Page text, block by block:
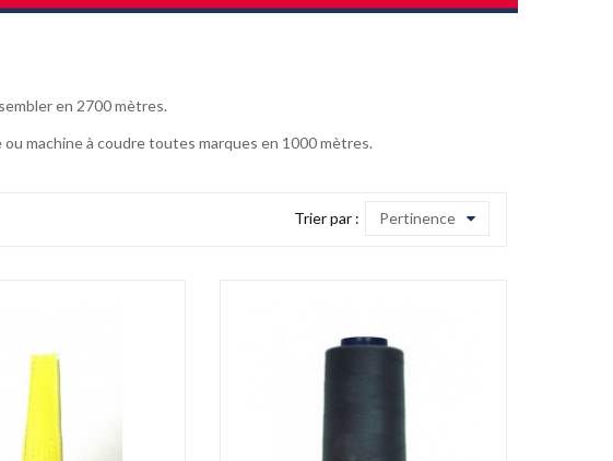
en 2700 mètres.
machine à coudre toutes marques en 1000 mètres.
Trier par : Pertinence